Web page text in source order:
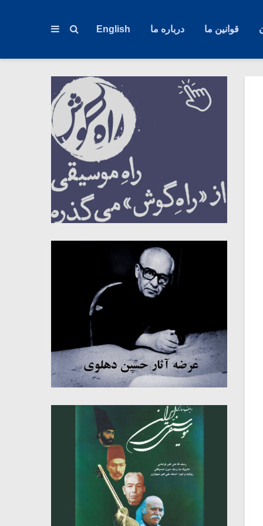
قوانین ما درباره ما English
میکلوش روژا